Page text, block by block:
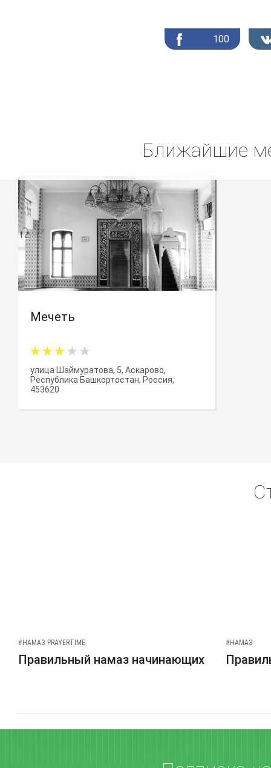
100
Ближайшие
Мечеть
улица Шаймуратова, 5, Аскарово,
Республика Башкортостан, Россия,
453620
#НАМАЗ PRAYERTIME
Правильный намаз начинающих
#НАМАЗ